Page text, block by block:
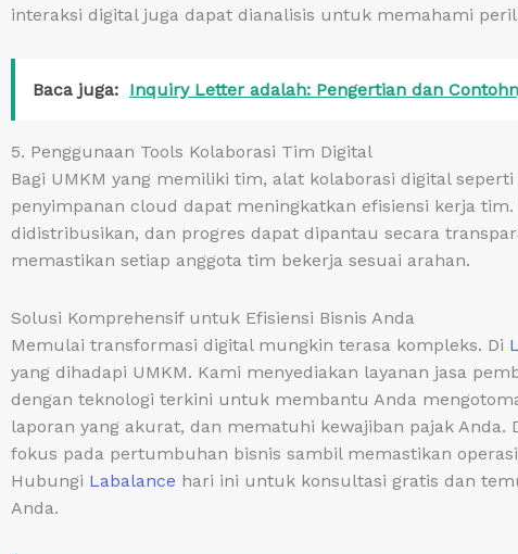
interaksi digital juga dapat dianalisis untuk memahami
Baca juga: Inquiry Letter adalah: Pengertian dan
5. Penggunaan Tools Kolaborasi Tim Digital
Bagi UMKM yang memiliki tim, alat kolaborasi digital
penyimpanan cloud dapat meningkatkan efisiensi kerja
didistribusikan, dan progres dapat dipantau secara
memastikan setiap anggota tim bekerja sesuai arahan.
Solusi Komprehensif untuk Efisiensi Bisnis Anda
Memulai transformasi digital mungkin terasa kompleks. Di
yang dihadapi UMKM. Kami menyediakan layanan jasa
dengan teknologi terkini untuk membantu Anda
laporan yang akurat, dan mematuhi kewajiban pajak Anda.
fokus pada pertumbuhan bisnis sambil memastikan
Hubungi Labalance hari ini untuk konsultasi gratis dan
Anda.